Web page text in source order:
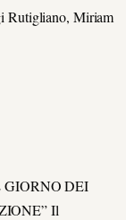
Rutigliano, Miriam
GIORNO DEI
Il